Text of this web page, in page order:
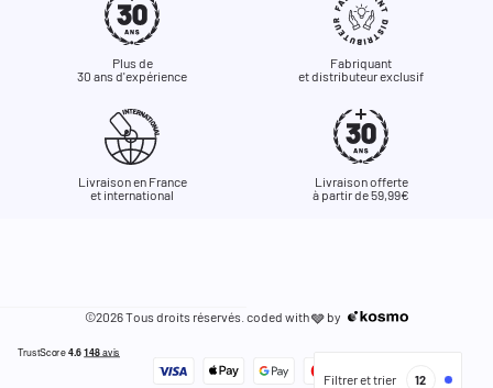
Filtrer et trier 12
Plus de
30 ans d'expérience
Fabriquant
et distributeur exclusif
Livraison en France
et international
Livraison offerte
à partir de 59,99€
©2026 Tous droits réservés. coded with🩶 by